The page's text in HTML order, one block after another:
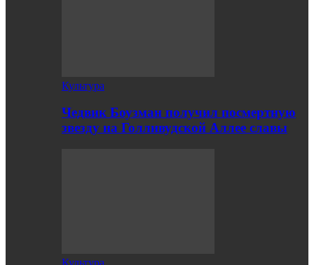
Культура
Чедвик Боузман получил посмертную
звезду на Голливудской Аллее славы
Культура